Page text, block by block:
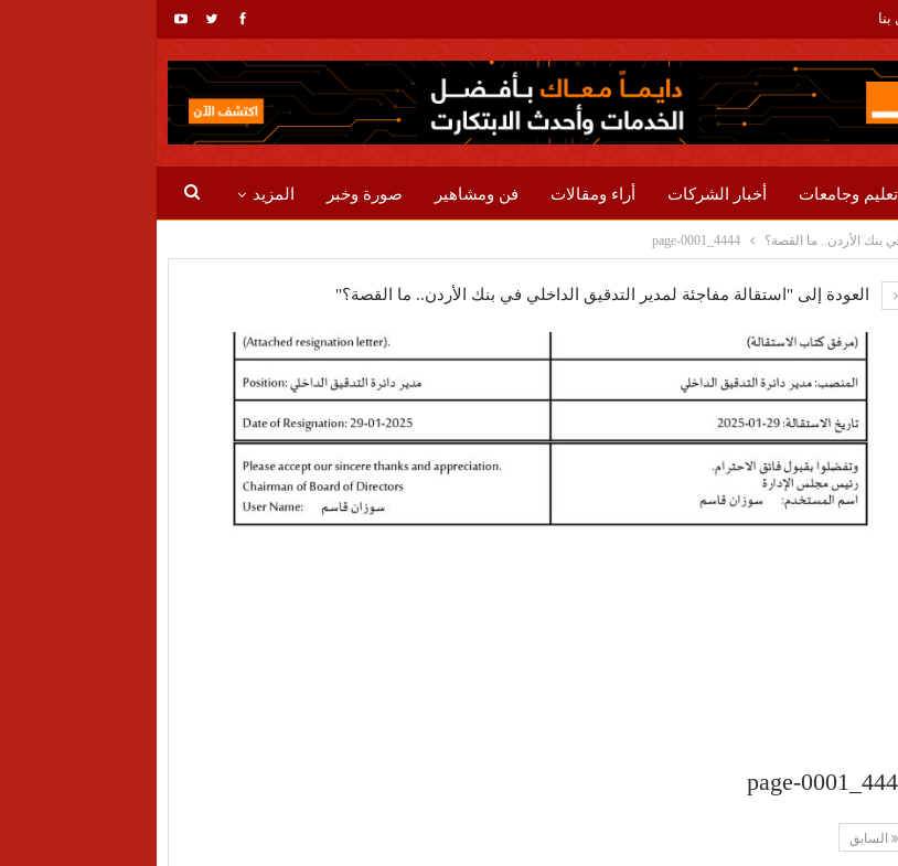
تعليم وجامعات أخبار الشركات أراء ومقالات فن ومشاهير صورة وخبر المزيد
بنك الأردن.. ما القصة؟ 4444_page-0001
العودة إلى "استقالة مفاجئة لمدير التدقيق الداخلي في بنك الأردن.. ما القصة؟"
السابق